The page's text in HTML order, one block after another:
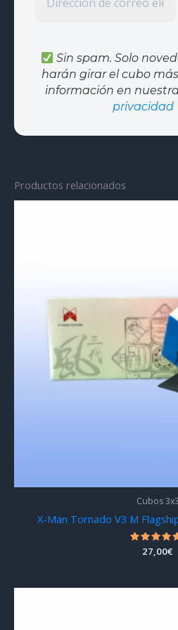
Sin spam. Solo
harán girar el cubo
información en nuestra
privacidad
Productos relacionados
Cubos 3x3
X-Man Tornado V3 M
Valorado
con
27,00€